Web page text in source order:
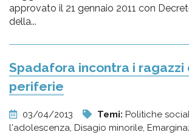
approvato il 21 gennaio 2011 con
della...
Spadafora incontra i ragazzi
periferie
03/04/2013 Temi: Politiche
l'adolescenza, Disagio minorile,